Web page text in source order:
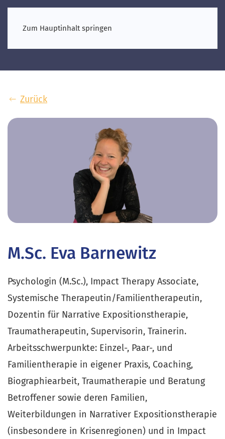
Zum Hauptinhalt springen
Zurück
M.Sc. Eva Barnewitz
Psychologin (M.Sc.), Impact Therapy Associate,
Systemische Therapeutin/Familientherapeutin,
Dozentin für Narrative Expositionstherapie,
Traumatherapeutin, Supervisorin, Trainerin.
Arbeitsschwerpunkte: Einzel-, Paar-, und
Familientherapie in eigener Praxis, Coaching,
Biographiearbeit, Traumatherapie und Beratung
Betroffener sowie deren Familien,
Weiterbildungen in Narrativer Expositionstherapie
(insbesondere in Krisenregionen) und in Impact